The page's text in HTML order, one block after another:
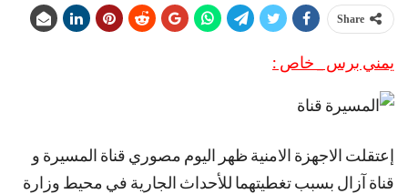
Share
يمني برس _ خاص :
إعتقلت الاجهزة الامنية ظهر اليوم مصوري قناة المسيرة و
قناة آزال بسبب تغطيتهما للأحداث الجارية في محيط وزارة